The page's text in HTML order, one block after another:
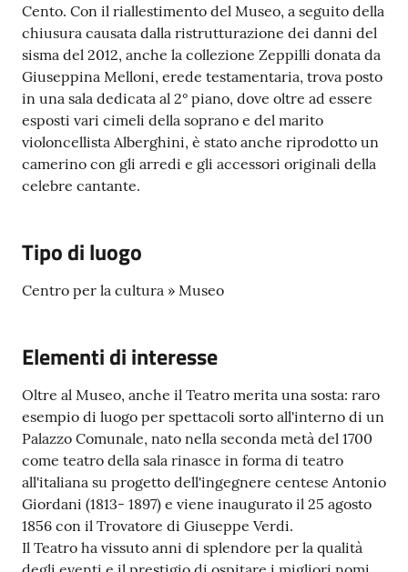
Cento. Con il riallestimento del Museo, a seguito della
chiusura causata dalla ristrutturazione dei danni del
sisma del 2012, anche la collezione Zeppilli donata da
Giuseppina Melloni, erede testamentaria, trova posto
in una sala dedicata al 2° piano, dove oltre ad essere
esposti vari cimeli della soprano e del marito
violoncellista Alberghini, è stato anche riprodotto un
camerino con gli arredi e gli accessori originali della
celebre cantante.
Tipo di luogo
Centro per la cultura » Museo
Elementi di interesse
Oltre al Museo, anche il Teatro merita una sosta: raro
esempio di luogo per spettacoli sorto all'interno di un
Palazzo Comunale, nato nella seconda metà del 1700
come teatro della sala rinasce in forma di teatro
all'italiana su progetto dell'ingegnere centese Antonio
Giordani (1813- 1897) e viene inaugurato il 25 agosto
1856 con il Trovatore di Giuseppe Verdi.
Il Teatro ha vissuto anni di splendore per la qualità